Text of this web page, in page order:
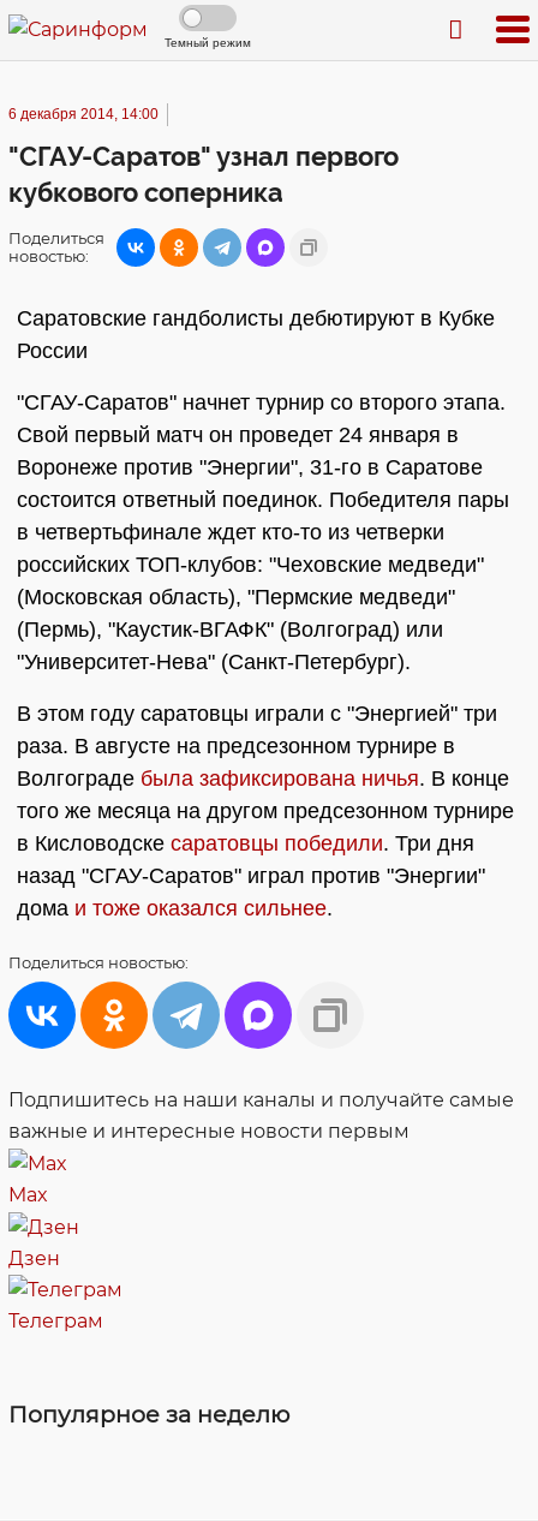
Темный режим
6 декабря 2014, 14:00
"СГАУ-Саратов" узнал первого
кубкового соперника
Поделиться
новостью:
Саратовские гандболисты дебютируют в Кубке
России
"СГАУ-Саратов" начнет турнир со второго этапа.
Свой первый матч он проведет 24 января в
Воронеже против "Энергии", 31-го в Саратове
состоится ответный поединок. Победителя пары
в четвертьфинале ждет кто-то из четверки
российских ТОП-клубов: "Чеховские медведи"
(Московская область), "Пермские медведи"
(Пермь), "Каустик-ВГАФК" (Волгоград) или
"Университет-Нева" (Санкт-Петербург).
В этом году саратовцы играли с "Энергией" три
раза. В августе на предсезонном турнире в
Волгограде была зафиксирована ничья. В конце
того же месяца на другом предсезонном турнире
в Кисловодске саратовцы победили. Три дня
назад "СГАУ-Саратов" играл против "Энергии"
дома и тоже оказался сильнее.
Поделиться новостью:
Подпишитесь на наши каналы и получайте самые
важные и интересные новости первым
Max
Дзен
Телеграм
Популярное за неделю